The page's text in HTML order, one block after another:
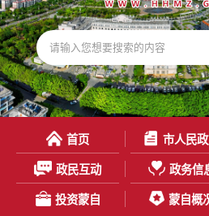
首页 市人民
政民互动 政务信
投资蒙自 蒙自概